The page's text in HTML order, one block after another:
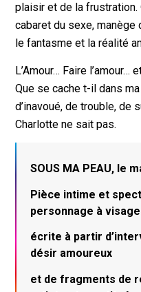
plaisir et de la frustration.
cabaret du sexe, manège
le fantasme et la réalité
L’Amour… Faire
Que se cache t-il dans
d’inavoué, de trouble, de
Charlotte ne sait pas.
SOUS MA PEAU, le
Pièce intime et
personnage à
écrite à partir
désir amoureux
et de fragments de